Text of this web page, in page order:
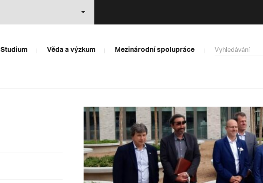
Studium Věda a výzkum Mezinárodní spolupráce